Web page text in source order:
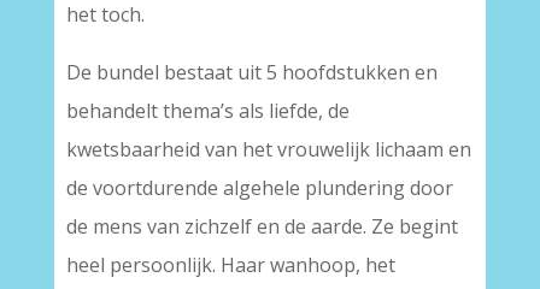
het toch.
De bundel bestaat uit 5 hoofdstukken en
behandelt thema’s als liefde, de
kwetsbaarheid van het vrouwelijk lichaam en
de voortdurende algehele plundering door
de mens van zichzelf en de aarde. Ze begint
heel persoonlijk. Haar wanhoop, het